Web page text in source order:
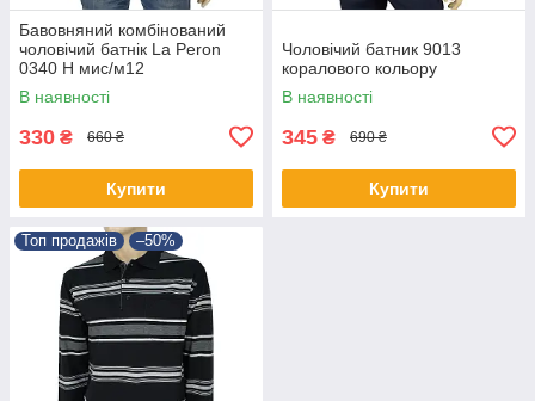
Бавовняний комбінований
чоловічий батнік La Peron
0340 H мис/м12
В наявності
330 ₴ 660 ₴
Купити
Чоловічий батник 9013
коралового кольору
В наявності
345 ₴ 690 ₴
Купити
Топ продажів –50%